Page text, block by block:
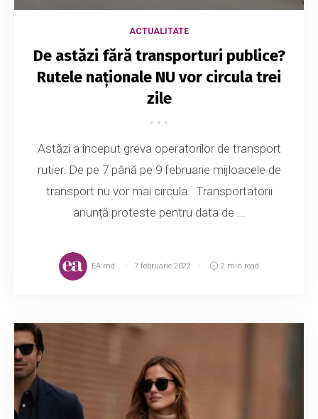
ACTUALITATE
De astăzi fără transporturi publice?
Rutele naționale NU vor circula trei
zile
Astăzi a început greva operatorilor de transport
rutier. De pe 7 până pe 9 februarie mijloacele de
transport nu vor mai circula. Transportatorii
anunță proteste pentru data de ...
EA.md 7 februarie 2022 2 min read